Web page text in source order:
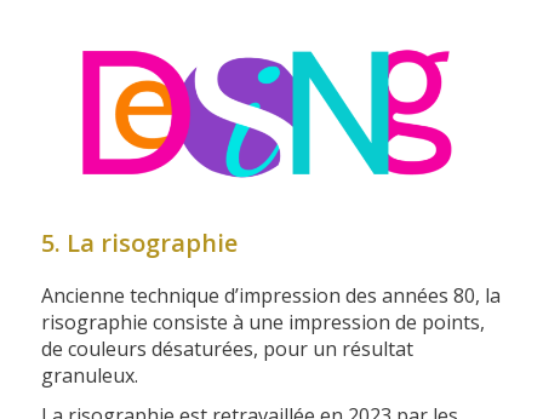
5. La risographie
Ancienne technique d’impression des années 80, la
risographie consiste à une impression de points,
de couleurs désaturées, pour un résultat
granuleux.